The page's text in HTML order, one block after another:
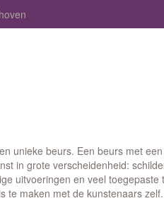
unieke beurs. Een beurs met
in grote verscheidenheid:
uitvoeringen en veel toegepaste
te maken met de kunstenaars